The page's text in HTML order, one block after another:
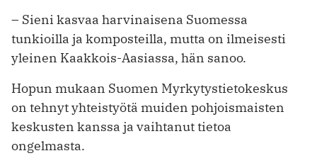
– Sieni kasvaa harvinaisena Suomessa
tunkioilla ja komposteilla, mutta on ilmeisesti
yleinen Kaakkois-Aasiassa, hän sanoo.
Hopun mukaan Suomen Myrkytystietokeskus
on tehnyt yhteistyötä muiden pohjoismaisten
keskusten kanssa ja vaihtanut tietoa
ongelmasta.